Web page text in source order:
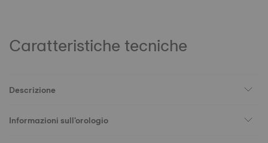
Caratteristiche tecniche
Descrizione
Informazioni sull'orologio